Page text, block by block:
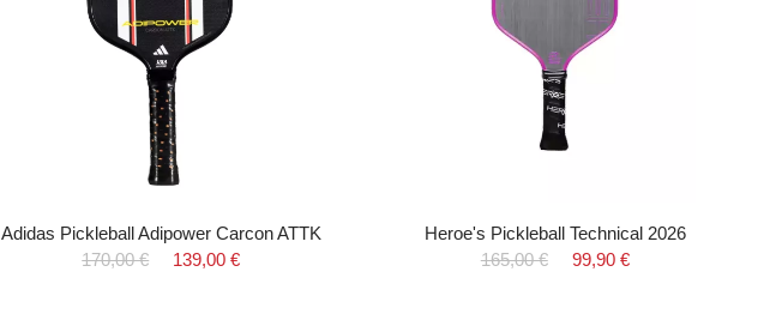
Adidas Pickleball Adipower Carcon ATTK
170,00 €
139,00 €
Heroe's Pickleball Technical 2026
165,00 €
99,90 €